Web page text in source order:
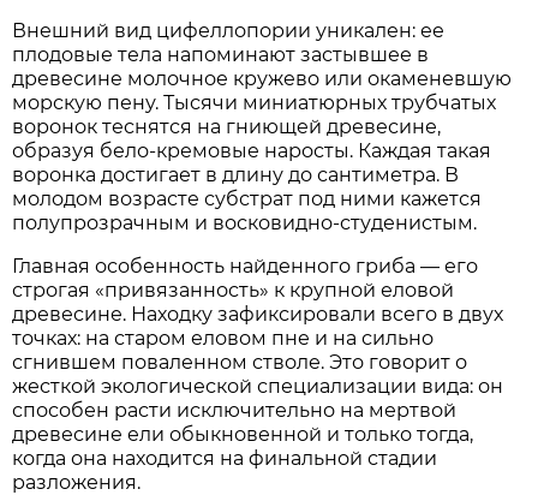
Внешний вид цифеллопории уникален: ее
плодовые тела напоминают застывшее в
древесине молочное кружево или окаменевшую
морскую пену. Тысячи миниатюрных трубчатых
воронок теснятся на гниющей древесине,
образуя бело-кремовые наросты. Каждая такая
воронка достигает в длину до сантиметра. В
молодом возрасте субстрат под ними кажется
полупрозрачным и восковидно-студенистым.
Главная особенность найденного гриба — его
строгая «привязанность» к крупной еловой
древесине. Находку зафиксировали всего в двух
точках: на старом еловом пне и на сильно
сгнившем поваленном стволе. Это говорит о
жесткой экологической специализации вида: он
способен расти исключительно на мертвой
древесине ели обыкновенной и только тогда,
когда она находится на финальной стадии
разложения.